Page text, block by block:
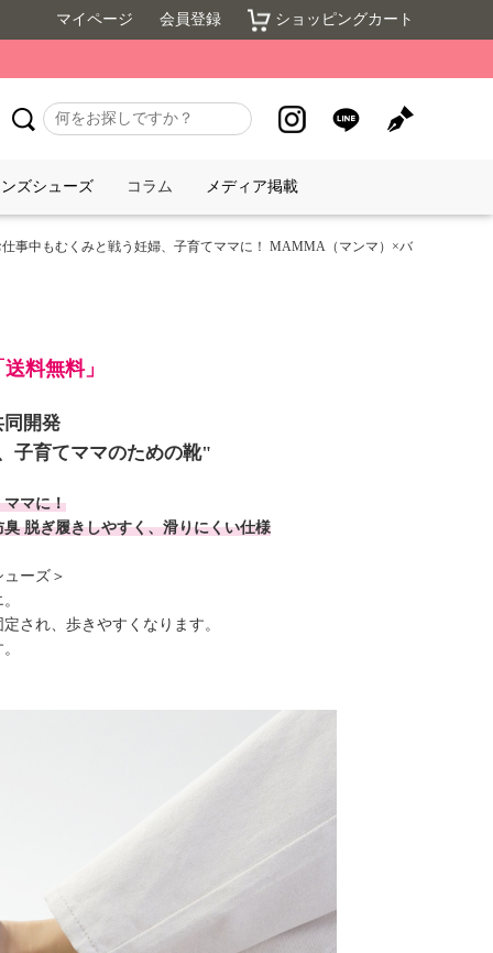
マイページ 会員登録 ショッピングカート
ズシューズ コラム メディア掲載
事中もむくみと戦う妊婦、子育てママに！ MAMMA（マンマ）×バ
料無料」
開発
子育てママのための靴"
ママに！
脱ぎ履きしやすく、滑りにくい仕様
ーズ＞
され、歩きやすくなります。